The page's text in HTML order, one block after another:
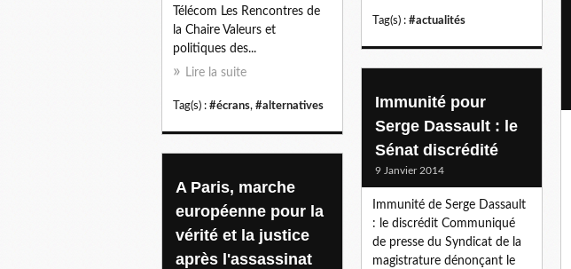
Tag(s) : #actualités
Télécom Les Rencontres de
la Chaire Valeurs et
politiques des...
Lire la suite
Tag(s) : #écrans, #alternatives
Immunité pour
Serge Dassault : le
Sénat discrédité
9 Janvier 2014
Immunité de Serge Dassault
: le discrédit Communiqué
de presse du Syndicat de la
magistrature dénonçant le
A Paris, marche
européenne pour la
vérité et la justice
après l'assassinat